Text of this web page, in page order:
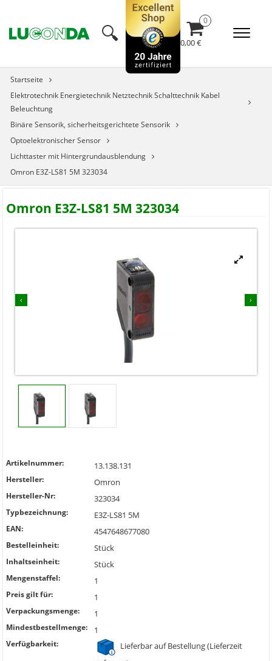
🔍︎ 0,00 €
Startseite
Elektrotechnik Energietechnik Netztechnik Schalttechnik Kabel
Beleuchtung
Binäre Sensorik, sicherheitsgerichtete Sensorik
Optoelektronischer Sensor
Lichttaster mit Hintergrundausblendung
Omron E3Z-LS81 5M 323034
Omron E3Z-LS81 5M 323034
‹ ›


Artikelnummer: 13.138.131
Hersteller: Omron
Hersteller-Nr: 323034
Typbezeichnung: E3Z-LS81 5M
EAN: 4547648677080
Bestelleinheit: Stück
Inhaltseinheit: Stück
Mengenstaffel: 1
Preis gilt für: 1
Verpackungsmenge: 1
Mindestbestellmenge: 1
Verfügbarkeit:
Lieferbar auf Bestellung (Lieferzeit